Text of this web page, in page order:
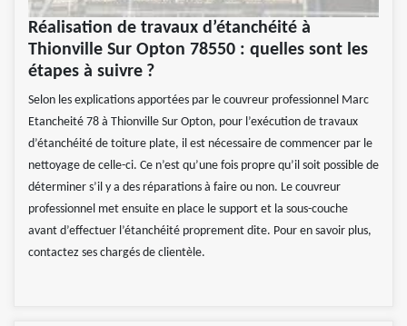
Réalisation de travaux d’étanchéité à
Thionville Sur Opton 78550 : quelles sont les
étapes à suivre ?
Selon les explications apportées par le couvreur professionnel Marc
Etancheité 78 à Thionville Sur Opton, pour l’exécution de travaux
d’étanchéité de toiture plate, il est nécessaire de commencer par le
nettoyage de celle-ci. Ce n’est qu’une fois propre qu’il soit possible de
déterminer s’il y a des réparations à faire ou non. Le couvreur
professionnel met ensuite en place le support et la sous-couche
avant d’effectuer l’étanchéité proprement dite. Pour en savoir plus,
contactez ses chargés de clientèle.